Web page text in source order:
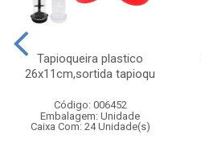
Tapioqueira plastico
26x11cm,sortida tapioqu
Código: 006452
Embalagem: Unidade
Caixa Com: 24 Unidade(s)